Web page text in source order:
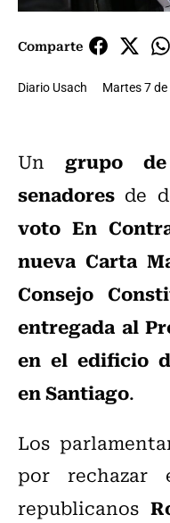
Comparte
Diario Usach Martes 7
Un grupo
senadores de
voto En
nueva Carta
Consejo
entregada al
en el edificio
en Santiago.
Los
por rechazar
republicanos